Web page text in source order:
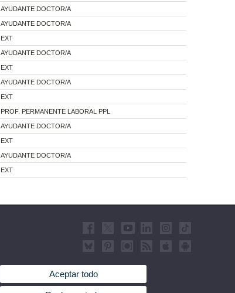
AYUDANTE DOCTOR/A
AYUDANTE DOCTOR/A
EXT
AYUDANTE DOCTOR/A
EXT
AYUDANTE DOCTOR/A
EXT
PROF. PERMANENTE LABORAL PPL
AYUDANTE DOCTOR/A
EXT
AYUDANTE DOCTOR/A
EXT
Aceptar todo